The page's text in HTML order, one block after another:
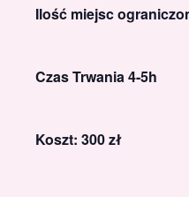
Ilość miejsc
Czas Trwania 4-5h
Koszt: 300 zł